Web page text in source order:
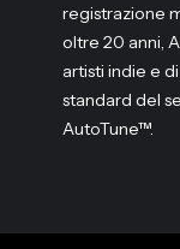
registrazione
oltre 20 anni,
artisti indie e
standard del
AutoTune™.